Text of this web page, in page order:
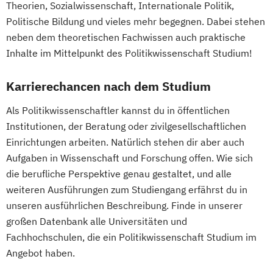
Informatik und Informatikmanagement
(Lehramt)
Ingenieurwissenschaften
Inklusive Pädagogik mit Fokus Behinderung
Instrumentalmusikerziehung (Lehramt)
Italienisch (Lehramt)
Jüdische Kulturgeschichte
Katholische Fachtheologie
Katholische Religion (Lehramt)
Katholische Religionspädagogik
Katholische Theologie
Kommunikationswissenschaft
Kunstgeschichte
Latein (Lehramt)
Linguistik
Theorien, Sozialwissenschaft, Internationale Politik,
Politische Bildung und vieles mehr begegnen. Dabei stehen
neben dem theoretischen Fachwissen auch praktische
Inhalte im Mittelpunkt des Politikwissenschaft Studium!
Karrierechancen nach dem Studium
Als Politikwissenschaftler kannst du in öffentlichen
Institutionen, der Beratung oder zivilgesellschaftlichen
Einrichtungen arbeiten. Natürlich stehen dir aber auch
Aufgaben in Wissenschaft und Forschung offen. Wie sich
die berufliche Perspektive genau gestaltet, und alle
weiteren Ausführungen zum Studiengang erfährst du in
unseren ausführlichen Beschreibung. Finde in unserer
großen Datenbank alle Universitäten und
Fachhochschulen, die ein Politikwissenschaft Studium im
Angebot haben.